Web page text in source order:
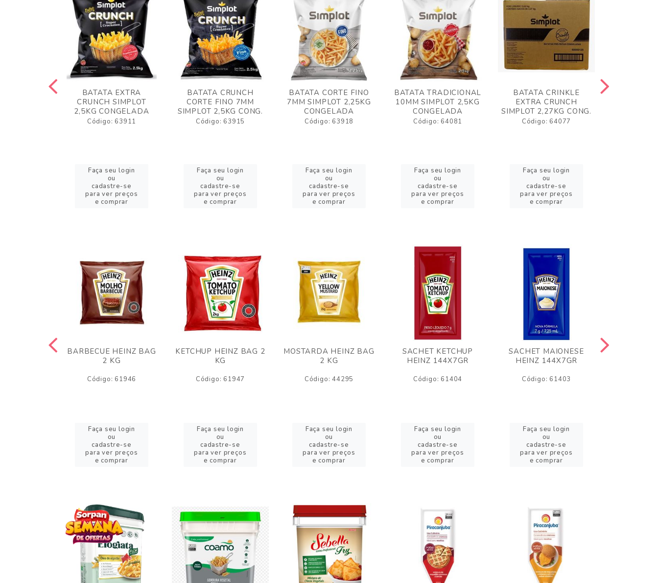
BATATA EXTRA
CRUNCH SIMPLOT
2,5KG CONGELADA
Código: 63911
Faça seu login
ou
cadastre-se
para ver preços
e comprar
BATATA CRUNCH
CORTE FINO 7MM
SIMPLOT 2,5KG CONG.
Código: 63915
Faça seu login
ou
cadastre-se
para ver preços
e comprar
BATATA CORTE FINO
7MM SIMPLOT 2,25KG
CONGELADA
Código: 63918
Faça seu login
ou
cadastre-se
para ver preços
e comprar
BATATA TRADICIONAL
10MM SIMPLOT 2,5KG
CONGELADA
Código: 64081
Faça seu login
ou
cadastre-se
para ver preços
e comprar
BATATA CRINKLE
EXTRA CRUNCH
SIMPLOT 2,27KG CONG.
Código: 64077
Faça seu login
ou
cadastre-se
para ver preços
e comprar
BARBECUE HEINZ BAG
2 KG
Código: 61946
Faça seu login
ou
cadastre-se
para ver preços
e comprar
KETCHUP HEINZ BAG 2
KG
Código: 61947
Faça seu login
ou
cadastre-se
para ver preços
e comprar
MOSTARDA HEINZ BAG
2 KG
Código: 44295
Faça seu login
ou
cadastre-se
para ver preços
e comprar
SACHET KETCHUP
HEINZ 144X7GR
Código: 61404
Faça seu login
ou
cadastre-se
para ver preços
e comprar
SACHET MAIONESE
HEINZ 144X7GR
Código: 61403
Faça seu login
ou
cadastre-se
para ver preços
e comprar